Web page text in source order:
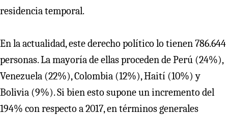
residencia temporal.
En la actualidad, este derecho político lo tienen 786.644
personas. La mayoría de ellas proceden de Perú (24%),
Venezuela (22%), Colombia (12%), Haití (10%) y
Bolivia (9%). Si bien esto supone un incremento del
194% con respecto a 2017, en términos generales